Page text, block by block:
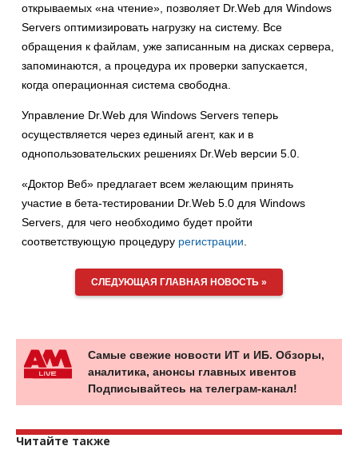
открываемых «на чтение», позволяет Dr.Web для Windows
Servers оптимизировать нагрузку на систему. Все
обращения к файлам, уже записанным на дисках сервера,
запоминаются, а процедура их проверки запускается,
когда операционная система свободна.
Управление Dr.Web для Windows Servers теперь
осуществляется через единый агент, как и в
однопользовательских решениях Dr.Web версии 5.0.
«Доктор Веб» предлагает всем желающим принять
участие в бета-тестировании Dr.Web 5.0 для Windows
Servers, для чего необходимо будет пройти
соответствующую процедуру регистрации.
СЛЕДУЮЩАЯ ГЛАВНАЯ НОВОСТЬ »
Самые свежие новости ИТ и ИБ. Обзоры,
аналитика, анонсы главных ивентов
Подписывайтесь на телеграм-канал!
Читайте также